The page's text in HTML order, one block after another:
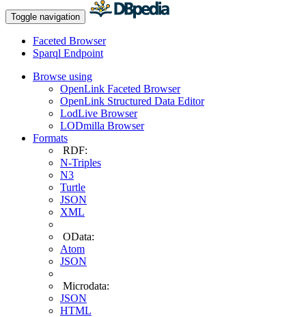
Toggle navigation
Faceted Browser
Sparql Endpoint
Browse using
OpenLink Faceted Browser
OpenLink Structured Data Editor
LodLive Browser
LODmilla Browser
Formats
RDF:
N-Triples
N3
Turtle
JSON
XML
OData:
Atom
JSON
Microdata:
JSON
HTML